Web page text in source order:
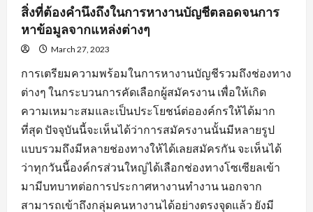
สำหรับ
คน
หา
คน
เพื่อ
ให้การ
งาน
ไป
ดี
สิ่งที่ต้องคำนึงถึงในการหางานบัญชีตลอดจนการ
หาข้อมูลจากแหล่งต่างๆ
March 27, 2023
การเตรียมความพร้อมในการหางานบัญชีรวมถึงช่องทาง
ต่างๆ ในกระบวนการคัดเลือกผู้สมัครงาน เพื่อให้เกิด
ความเหมาะสมและเป็นประโยชน์ต่อองค์กรให้ได้มาก
ที่สุด ปัจจุบันนี้จะเห็นได้ว่าการสมัครงานนั้นมีหลายรูป
แบบรวมถึงมีหลายช่องทางให้ได้เลยสมัครกัน จะเห็นได้
ว่าทุกวันนี้องค์กรส่วนใหญ่ได้เลือกช่องทางโซเซียลเข้า
มามีบทบาทต่อการประกาศหางานทำงาน นอกจาก
สามารถเข้าถึงกลุ่มคนหางานได้อย่างตรงจุดแล้ว ยังมี